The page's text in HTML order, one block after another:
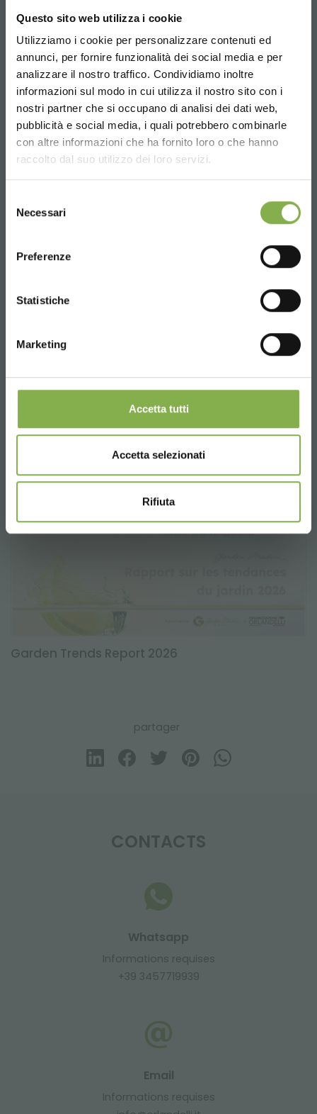
Questo sito web utilizza i cookie
Utilizziamo i cookie per personalizzare contenuti ed
annunci, per fornire funzionalità dei social media e per
analizzare il nostro traffico. Condividiamo inoltre
informazioni sul modo in cui utilizza il nostro sito con i
nostri partner che si occupano di analisi dei dati web,
pubblicità e social media, i quali potrebbero combinarle
con altre informazioni che ha fornito loro o che hanno
raccolto dal suo utilizzo dei loro servizi.
delNecessari
Preferenze
Statistiche
Marketing
Accetta tutti
Accetta selezionati
Rifiuta
BANCS PRÉSENTOIR 1
Garden Trends Report 2026
partager
Choose the country you are in and your
language for a better browsing experience
CONTACTS
Whatsapp
Informations requises
+39 3457719939
Email
Informations requises